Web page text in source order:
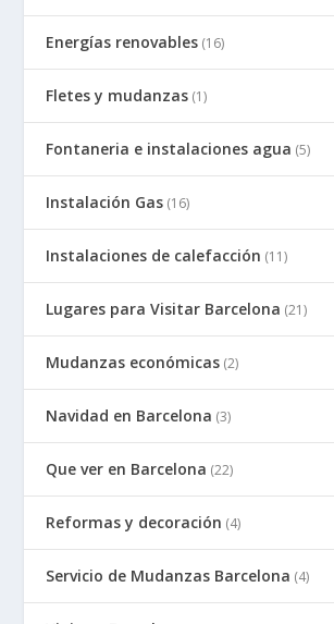
Energías renovables (16)
Fletes y mudanzas (1)
Fontaneria e instalaciones agua (5)
Instalación Gas (16)
Instalaciones de calefacción (11)
Lugares para Visitar Barcelona (21)
Mudanzas económicas (2)
Navidad en Barcelona (3)
Que ver en Barcelona (22)
Reformas y decoración (4)
Servicio de Mudanzas Barcelona (4)